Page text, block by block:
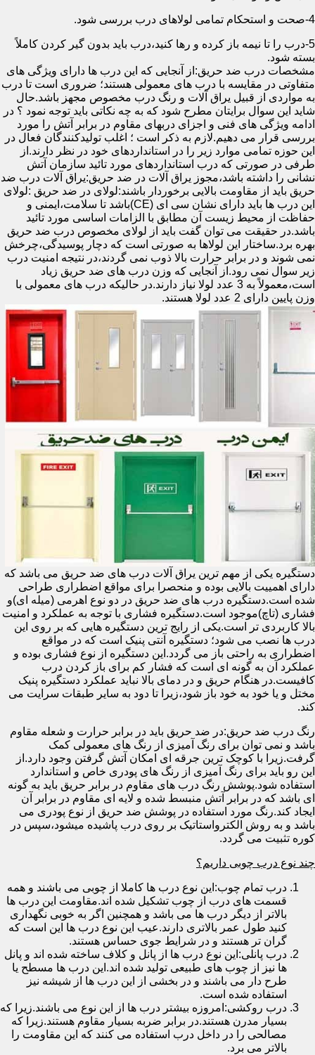
4-صحت و استحکام تمامی لولاهای درب بررسی شود.
5-درب را تا نیمه باز کرده و رها کنید،درب باید بدون گیر کردن کاملاً
بسته شود.
مشخصات درب ضد حریق:از آنجایی که این درب ها دارای ویژگی های
متفاوتی در مقایسه با درب های معمولی هستند؛ ضروری است تا درب
به مواردی از قبیل یراق آلات و رنگ درب مخصوص مجهز باشد.حال
شاید این سوال برایتان مطرح شود که به چه نکاتی باید توجه نمود ؟ در
ادامه ویژگی های فنی و اجزای دربهای مقاوم در برابر آتش را مورد
بررسی قرار می دهیم.لازم به ذکر است ؛ اغلب تولیدکنندگان فعال در
این حوزه تمامی موارد زیر را در استانداردهای خود در نظر دارند.از
طرفی در صورتی که درب استانداردهای مورد تائید سازمان آتش
نشانی را داشته باشد،مجوز یراق آلات در ضد حریق:یراق آلات درب ضد
حریق باید از مقاومت بالایی برخوردار باشند:لولای در ضد حریق :لولای
این درب ها باید دارای نشان سی ای (CE)باشد تا سلامت،ایمنی و
حفاظت از محیط زیست آن مطابق با الزامات اساسی مورد تائید
باشد.در حقیقت می توان گفت باید از لولای مخصوص درب ضد حریق
بهره برد.ساختار این لولاها به صورتی است که دچار پوسیدگی،چرخش
نمی شوند و در برابر حرارت بالا ذوب نمی گردند،در نتیجه امنیت درب
زیر سوال نمی رود.از آنجایی که وزن درب های ضد حریق زیاد
است،معمولاً به 3 عدد لولا نیاز دارند.در حالیکه درب های معمولی با
وزن پایین دارای 2 عدد لولا هستند.
دستگیره یکی از مهم ترین یراق آلات درب های ضد حریق می باشد که
دارای اهمییت بالایی بوده و منحصرا برای مواقع اضطراری طراحی
شده است.دستگیره درب های ضد حریق در دو نوع اهرمی (میله ای)و
فشاری (تاچ)موجود است.دستگیره فشاری با توجه به عملکرد و امنیت
بالا کاربردی تر است.یکی از رایج ترین دستگیره هایی که بر روی این
درب ها نصب می شود؛ دستگیره آنتی پنیک است که در مواقع
اضطراری به راحتی باز می گردد.این دستگیره از نوع فشاری بوده و
عملکرد آن به گونه ای است که فشار کم برای باز کردن درب
کافیست.در هنگام حریق و در دمای بالا نباید عملکرد دستگیره پنیک
مختل و یا خود به خود باز شود،زیرا تا دود به سایر طبقات سرایت می
کند.
رنگ درب ضد حریق:در ضد حریق باید در برابر حرارت و شعله مقاوم
باشد و نمی توان برای رنگ آمیزی از رنگ های معمولی کمک
گرفت.زیرا با کوچک ترین جرقه ای امکان آتش گرفتن وجود دارد.از
این رو باید برای رنگ آمیزی از رنگ های پودری خاص و استاندارد
استفاده شود.پوشش رنگ درب های مقاوم در برابر حریق باید به گونه
ای باشد که در برابر آتش منبسط شده و لایه ای مقاوم در برابر آن
ایجاد کند.رنگ مورد استفاده در پوشش ضد حریق از نوع پودری می
باشد و به روش الکترواستاتیک بر روی درب پاشیده میشود،سپس در
کوره تثبیت می گردد.
چند نوع درب چوبی داریم؟
درب تمام چوب:این نوع درب ها کاملا از چوبی می باشند و همه
قسمت های درب از چوب تشکیل شده اند.مقاومت این درب ها
بالاتر از دیگر درب ها می باشد و همچنین اگر به خوبی نگهداری
کنید طول عمر بالاتری دارند.عیب این نوع درب ها این است که
گران تر هستند و در شرایط جوی حساس هستند.
درب پانلی:این نوع درب ها از پانل و کلاف ساخته شده اند و پانل
ها نیز از چوب های طبیعی تولید شده اند.این درب ها مسطح یا
طرح دار می باشند و در بخشی از این درب ها از شیشه نیز
استفاده شده است.
درب روکشی:امروزه بیشتر درب ها از این نوع می باشند.زیرا که
بسیار مدرن هستند.در برابر ضربه بسیار مقاوم هستند.زیرا که
مصالحی را در داخل درب استفاده می کنند که این مقاومت را
بالاتر می برد.